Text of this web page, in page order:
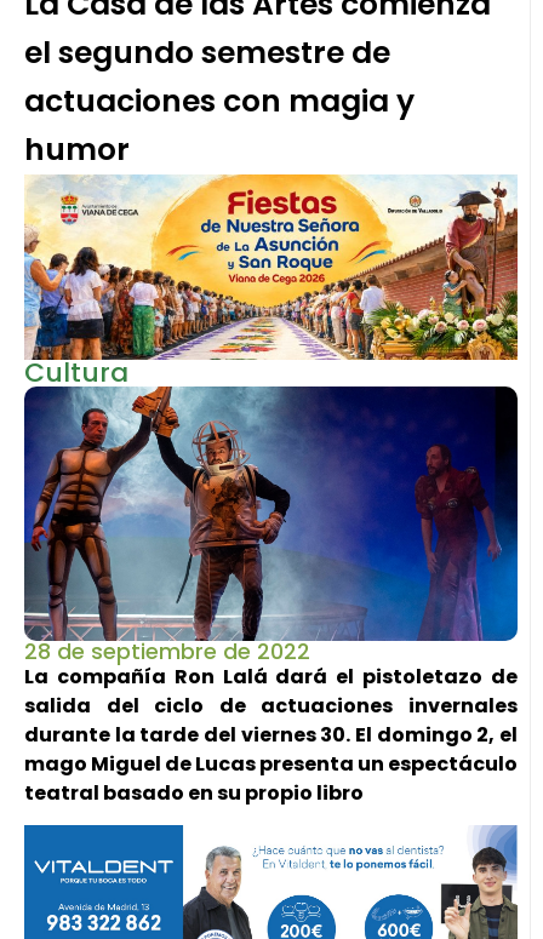
el segundo semestre de
actuaciones con magia y
humor
Cultura
28 de septiembre de 2022
La compañía Ron Lalá dará el pistoletazo de
salida del ciclo de actuaciones invernales
durante la tarde del viernes 30. El domingo 2, el
mago Miguel de Lucas presenta un espectáculo
teatral basado en su propio libro